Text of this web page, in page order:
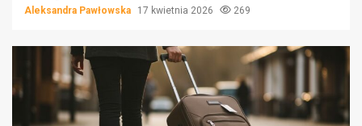
Aleksandra Pawłowska 17 kwietnia 2026 269